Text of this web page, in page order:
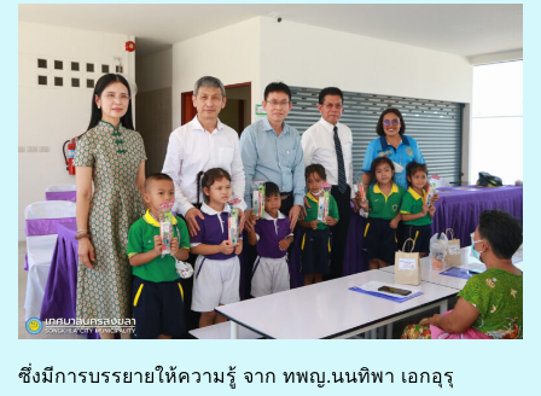
ซึ่งมีการบรรยายให้ความรู้ จาก ทพญ.นนทิพา เอกอุรุ